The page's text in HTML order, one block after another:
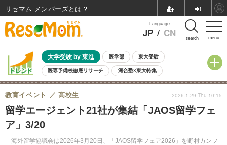
menu
Language
JP / CN search
大学受験 by 東進 医学部 東大受験
医専予備校徹底リサーチ 河合塾×東大特集
親子で考える大学選び 高校受験 中学受験 小学校受験
共通テスト 夏休み
8月開催イベント・WS 全国公立高校 過去問 人気記事
自由研究教材（小学生向け）
留学エージェント21社が集結「JAOS留学フェ
ア」3/20
海外留学協議会は2026年3月20日、「JAOS留学フェア2026」を野村カンフ
教育イベント 高校生 2026.1.29 Thu 10:15
リセマム メンバーズ